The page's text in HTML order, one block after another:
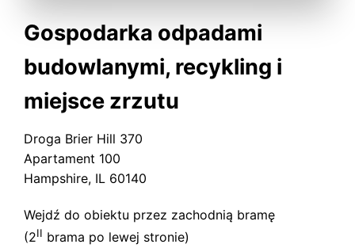
Gospodarka odpadami
budowlanymi, recykling i
miejsce zrzutu
Droga Brier Hill 370
Apartament 100
Hampshire, IL 60140
Wejdź do obiektu przez zachodnią bramę
(2II brama po lewej stronie)